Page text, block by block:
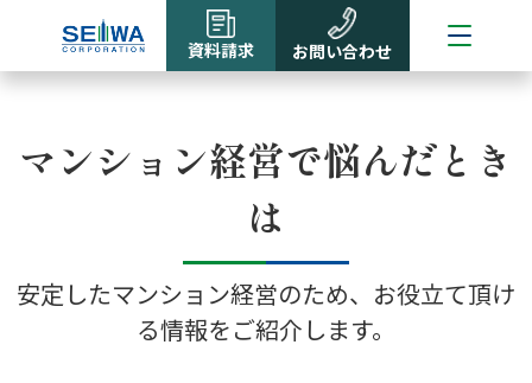
資料請求 お問い合わせ
マンション経営で悩んだとき
は
安定したマンション経営のため、お役立て頂け
る情報をご紹介します。